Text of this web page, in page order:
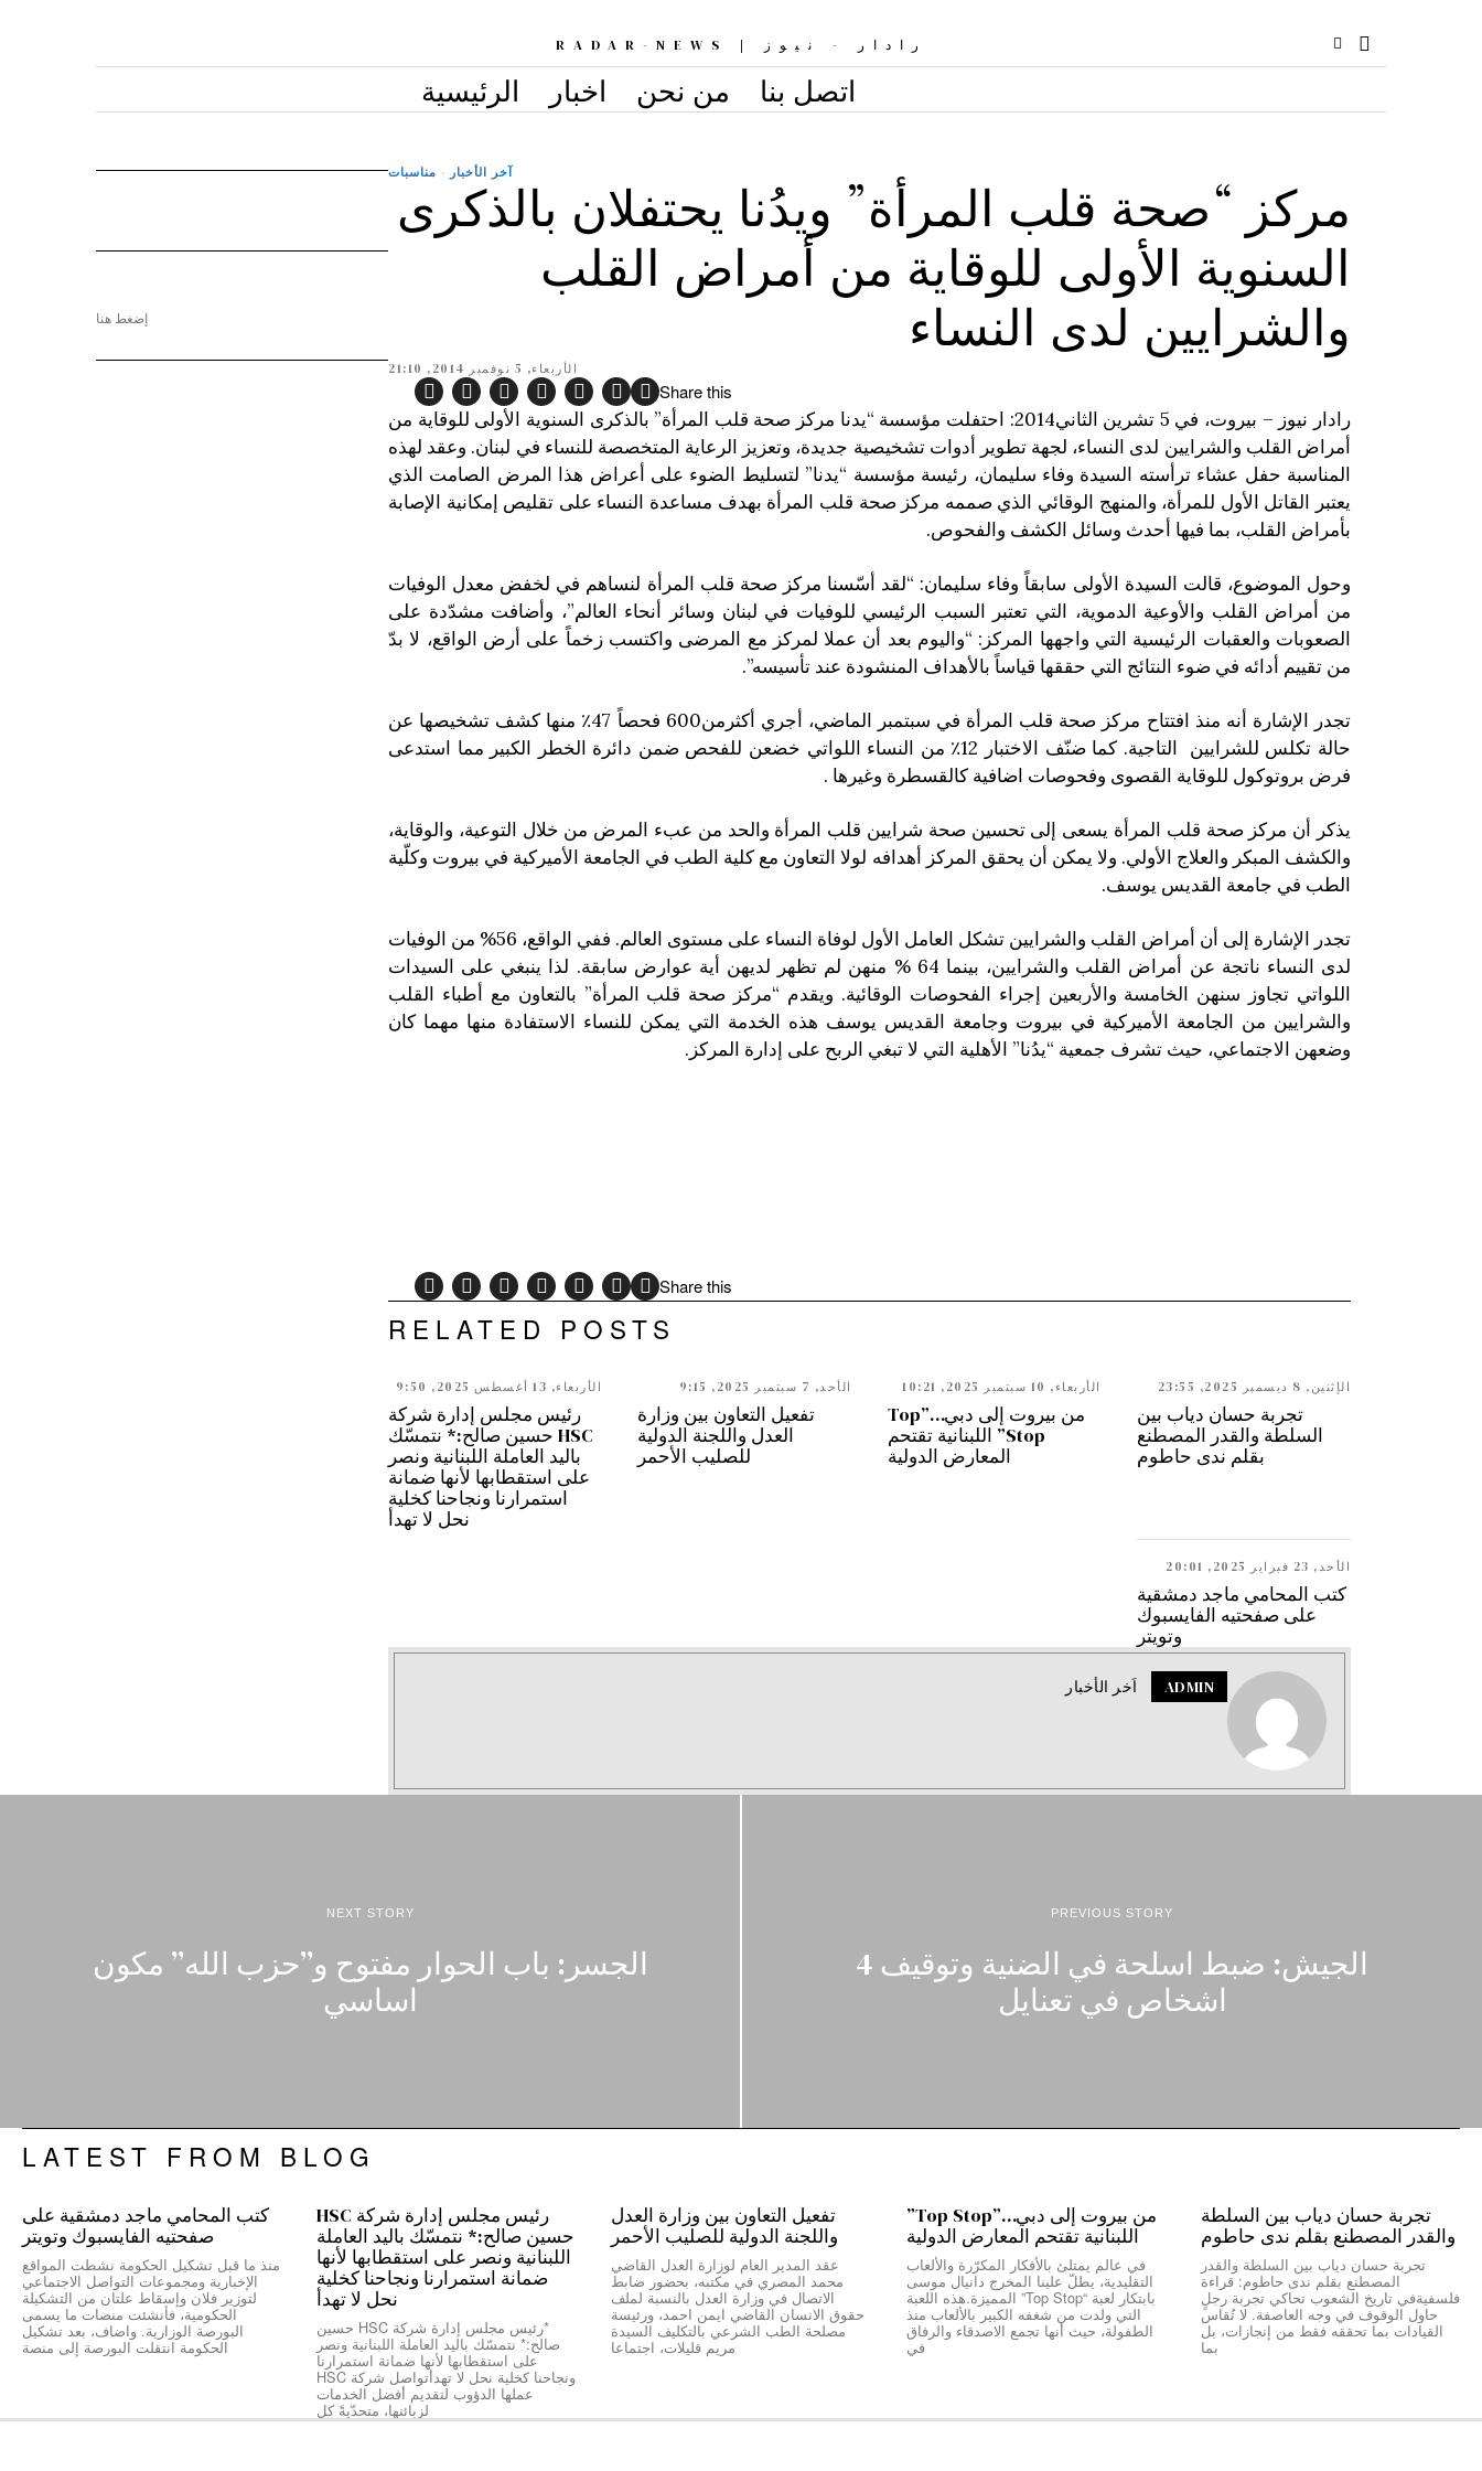
رادار - نيوز | RADAR-NEWS
الرئيسية اخبار من نحن اتصل بنا
آخر الأخبار · مناسبات
مركز “صحة قلب المرأة” ويدُنا يحتفلان بالذكرى
السنوية الأولى للوقاية من أمراض القلب
والشرايين لدى النساء
الأربعاء, 5 نوفمبر 2014, 21:10
Share this
رادار نيوز – بيروت، في 5 تشرين الثاني2014: احتفلت مؤسسة “يدنا مركز صحة قلب المرأة” بالذكرى السنوية الأولى للوقاية من
أمراض القلب والشرايين لدى النساء، لجهة تطوير أدوات تشخيصية جديدة، وتعزيز الرعاية المتخصصة للنساء في لبنان. وعقد لهذه
المناسبة حفل عشاء ترأسته السيدة وفاء سليمان، رئيسة مؤسسة “يدنا” لتسليط الضوء على أعراض هذا المرض الصامت الذي
يعتبر القاتل الأول للمرأة، والمنهج الوقائي الذي صممه مركز صحة قلب المرأة بهدف مساعدة النساء على تقليص إمكانية الإصابة
بأمراض القلب، بما فيها أحدث وسائل الكشف والفحوص.
وحول الموضوع، قالت السيدة الأولى سابقاً وفاء سليمان: “لقد أسّسنا مركز صحة قلب المرأة لنساهم في لخفض معدل الوفيات
من أمراض القلب والأوعية الدموية، التي تعتبر السبب الرئيسي للوفيات في لبنان وسائر أنحاء العالم”، وأضافت مشدّدة على
الصعوبات والعقبات الرئيسية التي واجهها المركز: “واليوم بعد أن عملا لمركز مع المرضى واكتسب زخماً على أرض الواقع، لا بدّ
من تقييم أدائه في ضوء النتائج التي حققها قياساً بالأهداف المنشودة عند تأسيسه”.
تجدر الإشارة أنه منذ افتتاح مركز صحة قلب المرأة في سبتمبر الماضي، أجري أكثرمن600 فحصاً 47٪ منها كشف تشخيصها عن
حالة تكلس للشرايين التاجية. كما ضنّف الاختبار 12٪ من النساء اللواتي خضعن للفحص ضمن دائرة الخطر الكبير مما استدعى
فرض بروتوكول للوقاية القصوى وفحوصات اضافية كالقسطرة وغيرها .
يذكر أن مركز صحة قلب المرأة يسعى إلى تحسين صحة شرايين قلب المرأة والحد من عبء المرض من خلال التوعية، والوقاية،
والكشف المبكر والعلاج الأولي. ولا يمكن أن يحقق المركز أهدافه لولا التعاون مع كلية الطب في الجامعة الأميركية في بيروت وكلّية
الطب في جامعة القديس يوسف.
تجدر الإشارة إلى أن أمراض القلب والشرايين تشكل العامل الأول لوفاة النساء على مستوى العالم. ففي الواقع، 56% من الوفيات
لدى النساء ناتجة عن أمراض القلب والشرايين، بينما 64 % منهن لم تظهر لديهن أية عوارض سابقة. لذا ينبغي على السيدات
اللواتي تجاوز سنهن الخامسة والأربعين إجراء الفحوصات الوقائية. ويقدم “مركز صحة قلب المرأة” بالتعاون مع أطباء القلب
والشرايين من الجامعة الأميركية في بيروت وجامعة القديس يوسف هذه الخدمة التي يمكن للنساء الاستفادة منها مهما كان
وضعهن الاجتماعي، حيث تشرف جمعية “يدُنا” الأهلية التي لا تبغي الربح على إدارة المركز.
Share this
RELATED POSTS
الإثنين, 8 ديسمبر 2025, 23:55
تجربة حسان دياب بين
السلطة والقدر المصطنع
بقلم ندى حاطوم
الأربعاء, 10 سبتمبر 2025, 10:21
من بيروت إلى دبي…”Top
Stop” اللبنانية تقتحم
المعارض الدولية
الأحد, 7 سبتمبر 2025, 9:15
تفعيل التعاون بين وزارة
العدل واللجنة الدولية
للصليب الأحمر
الأربعاء, 13 أغسطس 2025, 9:50
رئيس مجلس إدارة شركة
HSC حسين صالح:* نتمسّك
باليد العاملة اللبنانية ونصر
على استقطابها لأنها ضمانة
استمرارنا ونجاحنا كخلية
نحل لا تهدأ
الأحد, 23 فبراير 2025, 20:01
كتب المحامي ماجد دمشقية
على صفحتيه الفايسبوك
وتويتر
ADMIN اَخر الأخبار
إضغط هنا
PREVIOUS STORY
الجيش: ضبط اسلحة في الضنية وتوقيف 4
اشخاص في تعنايل
NEXT STORY
الجسر: باب الحوار مفتوح و”حزب الله” مكون
اساسي
LATEST FROM BLOG
تجربة حسان دياب بين السلطة
والقدر المصطنع بقلم ندى حاطوم
تجربة حسان دياب بين السلطة والقدر
المصطنع بقلم ندى حاطوم: قراءة
فلسفيةفي تاريخ الشعوب تحاكي تجربة رجلٍ
حاول الوقوف في وجه العاصفة. لا تُقاس
القيادات بما تحققه فقط من إنجازات، بل
بما
من بيروت إلى دبي…”Top Stop”
اللبنانية تقتحم المعارض الدولية
في عالم يمتلئ بالأفكار المكرّرة والألعاب
التقليدية، يطلّ علينا المخرج دانيال موسى
بابتكار لعبة “Top Stop” المميزة.هذه اللعبة
التي ولدت من شغفه الكبير بالألعاب منذ
الطفولة، حيث أنها تجمع الاصدقاء والرفاق
في
تفعيل التعاون بين وزارة العدل
واللجنة الدولية للصليب الأحمر
عقد المدير العام لوزارة العدل القاضي
محمد المصري في مكتبه، بحضور ضابط
الاتصال في وزارة العدل بالنسبة لملف
حقوق الانسان القاضي ايمن احمد، ورئيسة
مصلحة الطب الشرعي بالتكليف السيدة
مريم قليلات، اجتماعا
رئيس مجلس إدارة شركة HSC
حسين صالح:* نتمسّك باليد العاملة
اللبنانية ونصر على استقطابها لأنها
ضمانة استمرارنا ونجاحنا كخلية
نحل لا تهدأ
*رئيس مجلس إدارة شركة HSC حسين
صالح:* نتمسّك باليد العاملة اللبنانية ونصر
على استقطابها لأنها ضمانة استمرارنا
ونجاحنا كخلية نحل لا تهدأتواصل شركة HSC
عملها الدؤوب لتقديم أفضل الخدمات
لزبائنها، متحدّيةً كل
كتب المحامي ماجد دمشقية على
صفحتيه الفايسبوك وتويتر
منذ ما قبل تشكيل الحكومة نشطت المواقع
الإخبارية ومجموعات التواصل الاجتماعي
لتوزير فلان وإسقاط علتان من التشكيلة
الحكومية، فأنشئت منصات ما يسمى
البورصة الوزارية. واضاف، بعد تشكيل
الحكومة انتقلت البورصة إلى منصة